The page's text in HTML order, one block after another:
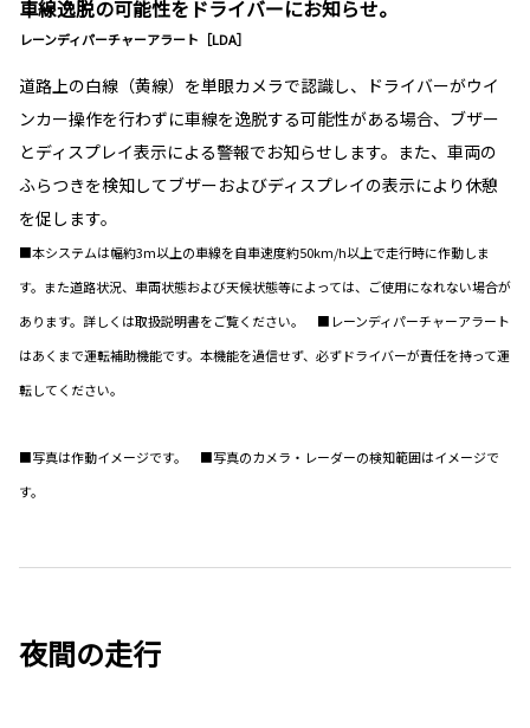
車線逸脱の可能性をドライバーにお知らせ。
レーンディパーチャーアラート［LDA］
道路上の白線（黄線）を単眼カメラで認識し、ドライバーがウイ
ンカー操作を行わずに車線を逸脱する可能性がある場合、ブザー
とディスプレイ表示による警報でお知らせします。また、車両の
ふらつきを検知してブザーおよびディスプレイの表示により休憩
を促します。
■本システムは幅約3m以上の車線を自車速度約50km/h以上で走行時に作動しま
す。また道路状況、車両状態および天候状態等によっては、ご使用になれない場合が
あります。詳しくは取扱説明書をご覧ください。 ■レーンディパーチャーアラート
はあくまで運転補助機能です。本機能を過信せず、必ずドライバーが責任を持って運
転してください。
■写真は作動イメージです。 ■写真のカメラ・レーダーの検知範囲はイメージで
す。
夜間の走行